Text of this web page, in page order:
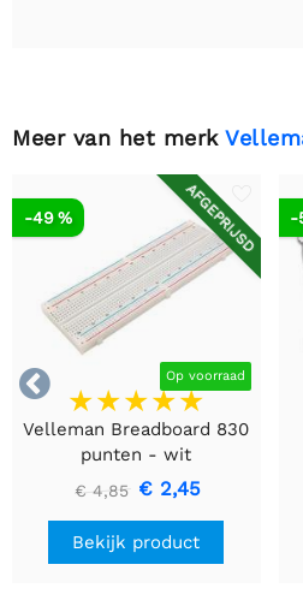
Meer van het merk

AFGEPRIJSD
Op voorraad
-49 %
Velleman Breadboard 830
punten - wit
€ 4,85 € 2,45
Bekijk product
-